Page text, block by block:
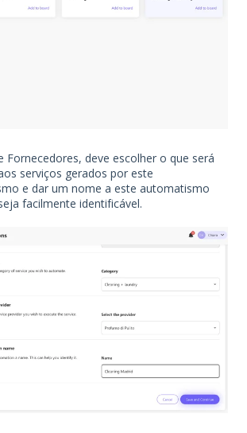
Fornecedores, deve escolher o que será
serviços gerados por este
e dar um nome a este automatismo
facilmente identificável.